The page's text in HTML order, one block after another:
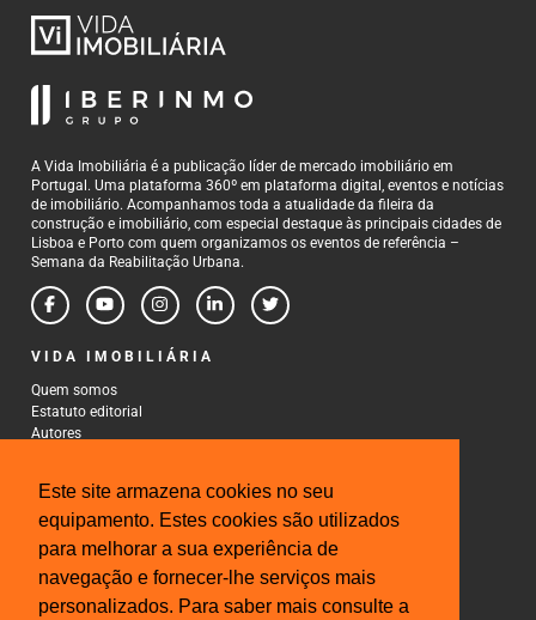
Este site armazena cookies no seu
equipamento. Estes cookies são utilizados
para melhorar a sua experiência de
navegação e fornecer-lhe serviços mais
personalizados. Para saber mais consulte a
A Vida Imobiliária é a publicação líder de mercado imobiliário em
Portugal. Uma plataforma 360º em plataforma digital, eventos e notícias
de imobiliário. Acompanhamos toda a atualidade da fileira da
construção e imobiliário, com especial destaque às principais cidades de
Lisboa e Porto com quem organizamos os eventos de referência –
Semana da Reabilitação Urbana.
VIDA IMOBILIÁRIA
Quem somos
Estatuto editorial
Autores
CONTACTOS
Rua Gonçalo Cristovão, 185 - 6º
4000-269 Porto
Tel: 222 085 009
Fax: 222 085 010